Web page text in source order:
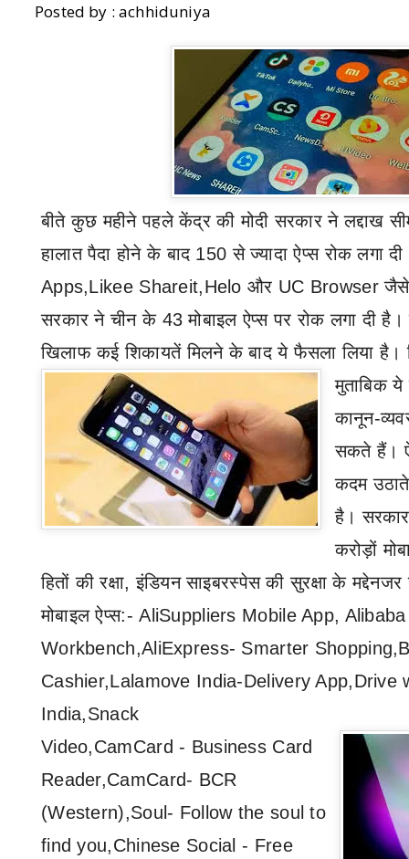
Posted by : achhiduniya
बीते कुछ महीने पहले केंद्र की मोदी सरकार ने लद्दाख
हालात पैदा होने के बाद 150 से ज्‍यादा ऐप्स रोक लगा
Apps,Likee Shareit,Heloऔर UC Browserजैसे
सरकार ने चीन के 43 मोबाइल ऐप्स पर रोक लगा दी
खिलाफ कई शिकायतें मिलने के बाद ये फैसला लिया है।
मुताबिक ये
कानून-
सकते हैं।
कदम उठाते
है।
करोड़ों
हितों की रक्षा,इंडियन साइबरस्‍पेस की सुरक्षा के
मोबाइल ऐप्स:- AliSuppliers Mobile App, Alibaba
Workbench,AliExpress- Smarter
Cashier,Lalamove India-Delivery App,Drive
India,Snack
Video,CamCard - Business Card
Reader,CamCard- BCR
(Western),Soul- Follow the soul to
find you,Chinese Social - Free